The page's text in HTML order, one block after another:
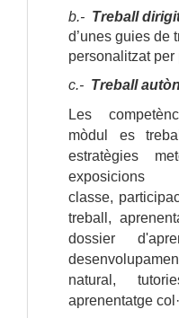
b.- Treball
d’unes guies de
personalitzat per
c.- Treball
Les
mòdul es
estratègies
classe,
treball,
dossier
natural,
aprenentatge